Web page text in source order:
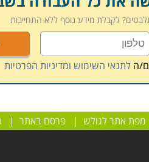
לאיים עלינו כל המורים
יתרה מכך; גם אם
כך שבסופו של דבר מדובר
כך שמטבע הדברים
לקבלת מידע נוסף ללא התחייבות
הלתנאי השימוש ומדיניות הפרטיות
מפת אתר לגולש |פרסם באתר |